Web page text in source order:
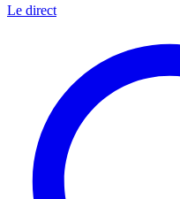
Le direct